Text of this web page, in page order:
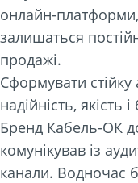
онлайн-платформи,
залишаться
продажі.
Сформувати
надійність, якість
Бренд Кабель-ОК
комунікував із
канали. Водночас